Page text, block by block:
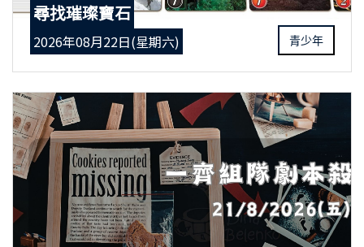
尋找璀璨寶石
2026年08月22日(星期六) 青少年